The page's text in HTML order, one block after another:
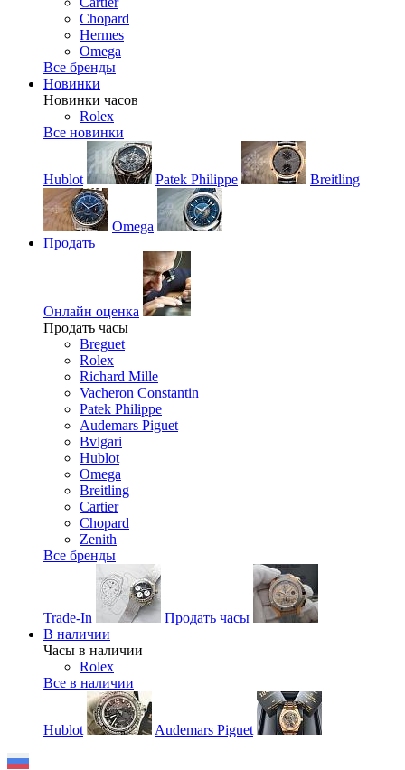
Chopard
Hermes
Omega
Все бренды
Новинки
Новинки часов
Rolex
Все новинки
Hublot Patek Philippe Breitling
Omega
Продать
Онлайн оценка
Продать часы
Breguet
Rolex
Richard Mille
Vacheron Constantin
Patek Philippe
Audemars Piguet
Bvlgari
Hublot
Omega
Breitling
Cartier
Chopard
Zenith
Все бренды
Trade-In
Продать часы
В наличии
Часы в наличии
Rolex
Все в наличии
Hublot Audemars Piguet